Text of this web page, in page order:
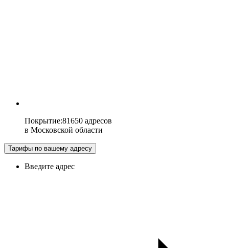
Покрытие:81650 адресов
в Московской области
Тарифы по вашему адресу
Введите адрес